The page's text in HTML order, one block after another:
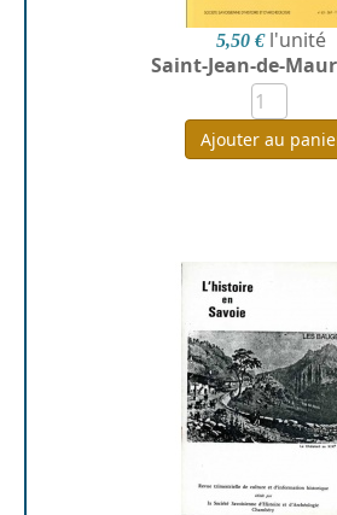
5,50 € l'unité
Saint-Jean-de-
Ajouter au